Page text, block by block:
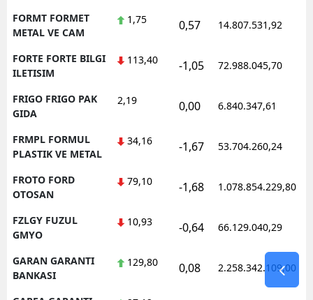
FORMT FORMET
METAL VE CAM
1,75 0,57 14.807.531,92
FORTE FORTE BILGI
ILETISIM
113,40 -1,05 72.988.045,70
FRIGO FRIGO PAK
GIDA
2,19 0,00 6.840.347,61
FRMPL FORMUL
PLASTIK VE METAL
34,16 -1,67 53.704.260,24
FROTO FORD
OTOSAN
79,10 -1,68 1.078.854.229,80
FZLGY FUZUL
GMYO
10,93 -0,64 66.129.040,29
GARAN GARANTI
BANKASI
129,80 0,08 2.258.342.109,00